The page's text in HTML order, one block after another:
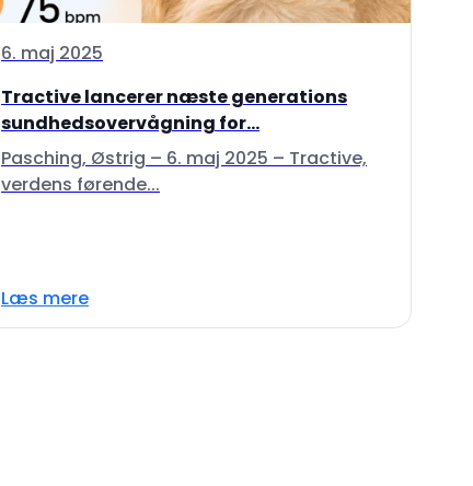
6. maj 2025
Tractive lancerer næste generations
sundhedsovervågning for...
Pasching, Østrig – 6. maj 2025 – Tractive,
verdens førende...
Læs mere